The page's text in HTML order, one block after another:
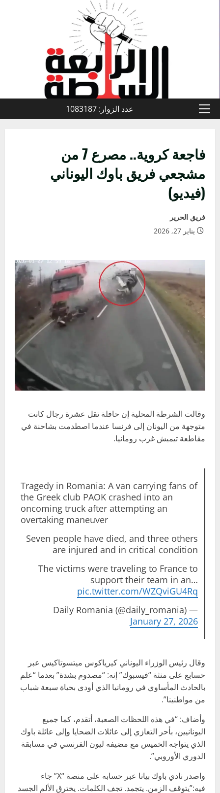
القائمة
عدد الزوار: 1083187
فاجعة كروية.. مصرع 7 من
مشجعي فريق باوك اليوناني
(فيديو)
فريق الحرير
يناير 27, 2026
وقالت الشرطة المحلية إن حافلة تقل عشرة رجال كانت
متوجهة من اليونان إلى فرنسا عندما اصطدمت بشاحنة في
مقاطعة تيميش غرب رومانيا.
Tragedy in Romania: A van carrying fans of
the Greek club PAOK crashed into an
oncoming truck after attempting an
overtaking maneuver
Seven people have died, and three others
are injured and in critical condition
The victims were traveling to France to
support their team in an…
pic.twitter.com/WZQviGU4Rq
— Daily Romania (@daily_romania)
January 27, 2026
وقال رئيس الوزراء اليوناني كيرياكوس ميتسوتاكيس عبر
حسابع على منثة “فيسبوك” إنه: “مصدوم بشدة” بعدما “علم
بالحادث المأساوي في رومانيا الذي أودى بحياة سبعة شباب
من مواطنينا”.
وأضاف: “في هذه اللحظات الصعبة، أتقدم، كما جميع
اليونانيين، بأحر التعازي إلى عائلات الضحايا وإلى عائلة باوك
الذي يتواجه الخميس مع مضيفه ليون الفرنسي في مسابقة
الدوري الأوروبي”.
واصدر نادي باوك بيانا عبر حسابه على منصة “X” جاء
فيه:”يتوقف الزمن. يتجمد. تجف الكلمات. يخترق الألم الجسد